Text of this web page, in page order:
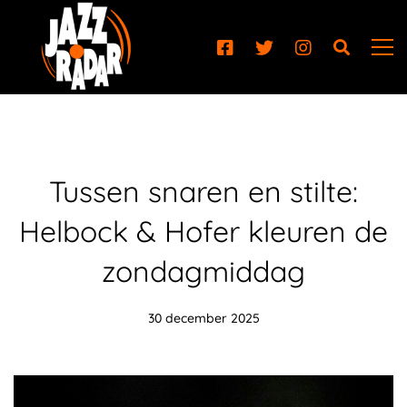
Tussen snaren en stilte:
Helbock & Hofer kleuren de
zondagmiddag
30 december 2025